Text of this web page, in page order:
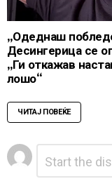
„Одеднаш
Десингерица се
„Ги откажав
лошо“
ЧИТАЈ ПОВЕЌЕ
Leave
a
Reply